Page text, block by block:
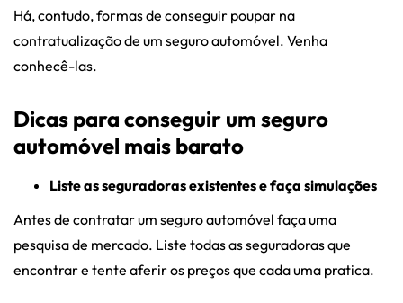
Há, contudo, formas de conseguir poupar na
contratualização de um seguro automóvel. Venha
conhecê-las.
Dicas para conseguir um seguro
automóvel mais barato
Liste as seguradoras existentes e faça simulações
Antes de contratar um seguro automóvel faça uma
pesquisa de mercado. Liste todas as seguradoras que
encontrar e tente aferir os preços que cada uma pratica.